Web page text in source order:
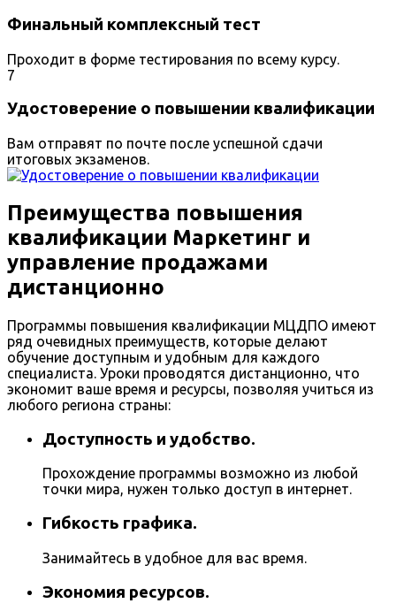
Финальный комплексный тест
Проходит в форме тестирования по всему курсу.
7
Удостоверение о повышении квалификации
Вам отправят по почте после успешной сдачи
итоговых экзаменов.
Преимущества повышения
квалификации Маркетинг и
управление продажами
дистанционно
Программы повышения квалификации МЦДПО имеют
ряд очевидных преимуществ, которые делают
обучение доступным и удобным для каждого
специалиста. Уроки проводятся дистанционно, что
экономит ваше время и ресурсы, позволяя учиться из
любого региона страны:
Доступность и удобство.
Прохождение программы возможно из любой
точки мира, нужен только доступ в интернет.
Гибкость графика.
Занимайтесь в удобное для вас время.
Экономия ресурсов.